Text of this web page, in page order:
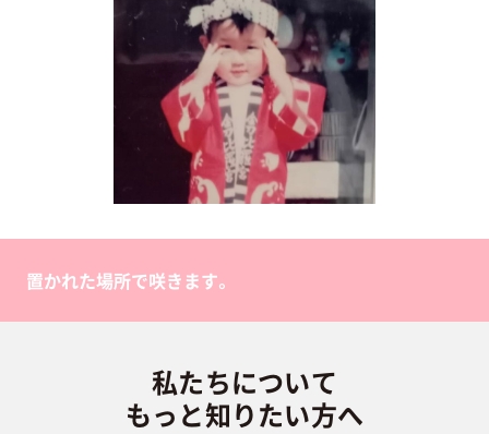
置かれた場所で咲きます。
私たちについて
もっと知りたい方へ